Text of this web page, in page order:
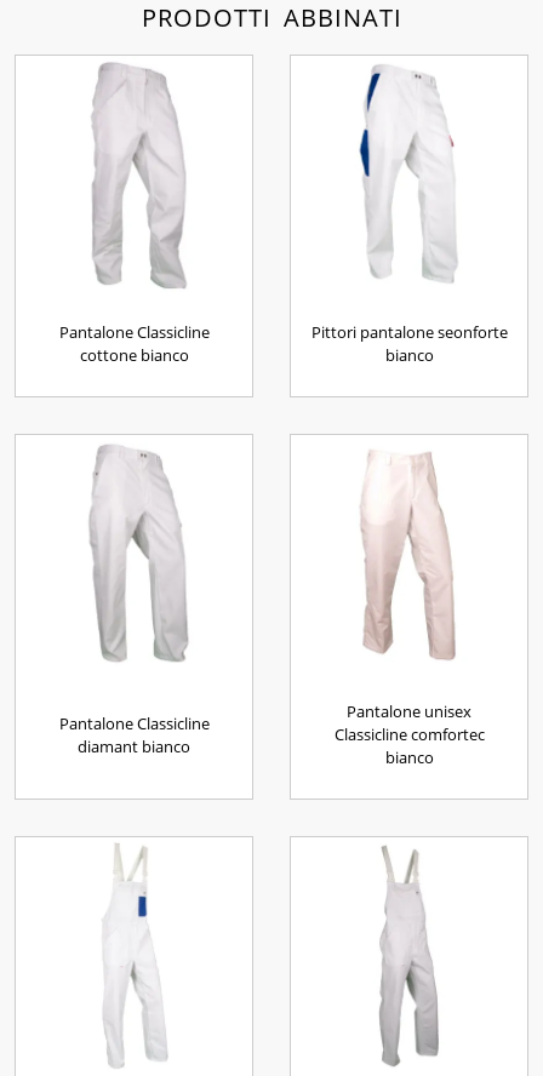
PRODOTTI ABBINATI
Pantalone Classicline
cottone bianco
Pittori pantalone seonforte
bianco
Pantalone Classicline
diamant bianco
Pantalone unisex
Classicline comfortec
bianco